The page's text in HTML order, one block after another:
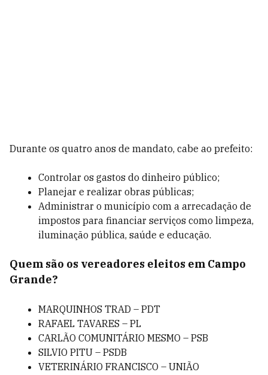
Durante os quatro anos de mandato, cabe ao prefeito:
Controlar os gastos do dinheiro público;
Planejar e realizar obras públicas;
Administrar o município com a arrecadação de
impostos para financiar serviços como limpeza,
iluminação pública, saúde e educação.
Quem são os vereadores eleitos em Campo
Grande?
MARQUINHOS TRAD – PDT
RAFAEL TAVARES – PL
CARLÃO COMUNITÁRIO MESMO – PSB
SILVIO PITU – PSDB
VETERINÁRIO FRANCISCO – UNIÃO